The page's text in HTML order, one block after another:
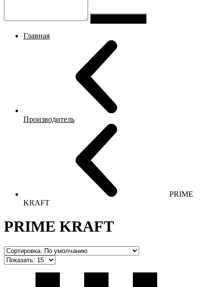
Главная
Производитель
PRIME
KRAFT
PRIME KRAFT